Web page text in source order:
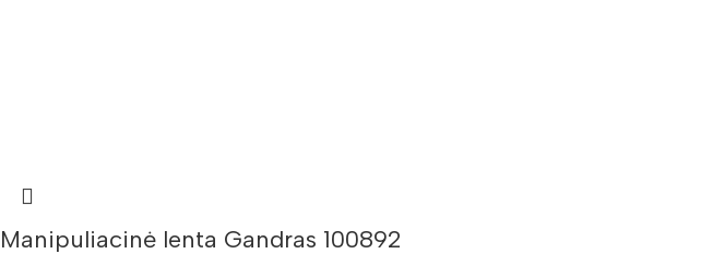
Manipuliacinė lenta Gandras 100892